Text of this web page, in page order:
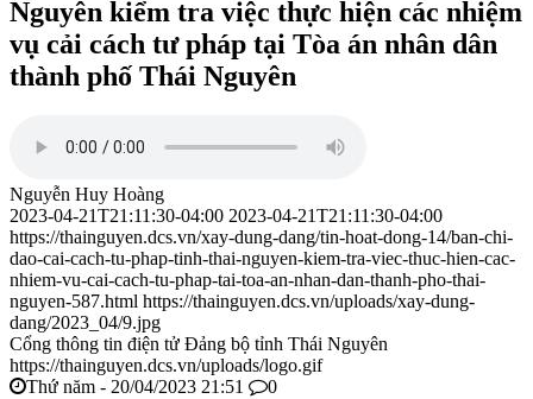
Nguyên kiểm tra việc thực hiện các nhiệm
vụ cải cách tư pháp tại Tòa án nhân dân
thành phố Thái Nguyên
Nguyễn Huy Hoàng
2023-04-21T21:11:30-04:00 2023-04-21T21:11:30-04:00
https://thainguyen.dcs.vn/xay-dung-dang/tin-hoat-dong-14/ban-chi-
dao-cai-cach-tu-phap-tinh-thai-nguyen-kiem-tra-viec-thuc-hien-cac-
nhiem-vu-cai-cach-tu-phap-tai-toa-an-nhan-dan-thanh-pho-thai-
nguyen-587.html https://thainguyen.dcs.vn/uploads/xay-dung-
dang/2023_04/9.jpg
Cổng thông tin điện tử Đảng bộ tỉnh Thái Nguyên
https://thainguyen.dcs.vn/uploads/logo.gif
Thứ năm - 20/04/2023 21:51
0